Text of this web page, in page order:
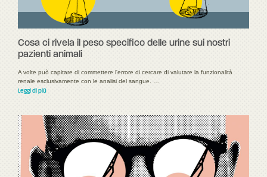
Cosa ci rivela il peso specifico delle urine sui nostri
pazienti animali
A volte può capitare di commettere l'errore di cercare di valutare la funzionalità
renale esclusivamente con le analisi del sangue. …
Leggi di più